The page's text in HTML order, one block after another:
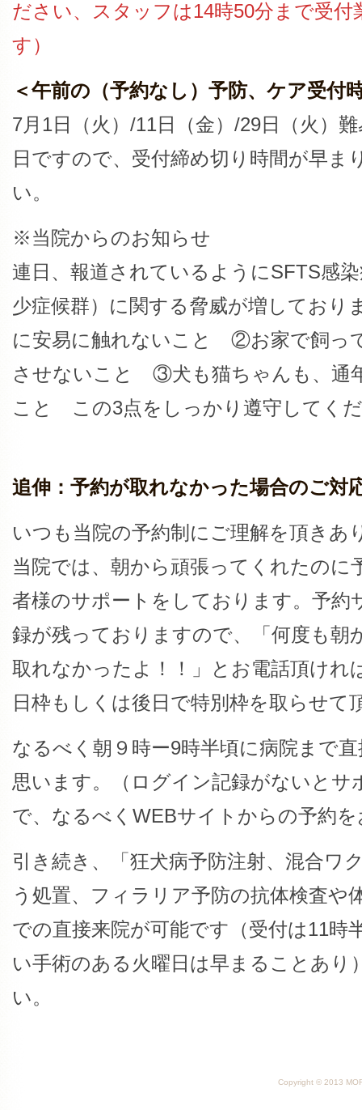
ださい、スタッフは14時50分まで受
す）
＜午前の（予約なし）予防、ケア受付
7月1日（火）/11日（金）/29日（火）
日ですので、受付締め切り時間が早ま
い。
※当院からのお知らせ
連日、報道されているようにSFTS感
少症候群）に関する脅威が増してお
に安易に触れないこと ②お家で飼っ
させないこと ③犬も猫ちゃんも、通
こと この3点をしっかり遵守してく
追伸：予約が取れなかった場合のご対
いつも当院の予約制にご理解を頂きあ
当院では、朝から頑張ってくれたのに
者様のサポートをしております。予約
録が残っておりますので、「何度も朝
取れなかったよ！！」とお電話頂けれ
日枠もしくは後日で特別枠を取らせて
なるべく朝９時ー9時半頃に病院まで
思います。（ログイン記録がないとサ
で、なるべくWEBサイトからの予約
引き続き、「狂犬病予防注射、混合ワ
う処置、フィラリア予防の抗体検査や
での直接来院が可能です（受付は11時
い手術のある火曜日は早まることあり
い。
Copyright © 2013